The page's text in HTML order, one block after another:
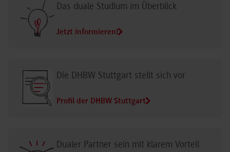
Das duale Studium im Überblick
Jetzt informieren!
Die DHBW Stuttgart stellt sich vor
Profil der DHBW Stuttgart
Dualer Partner sein mit klarem Vorteil